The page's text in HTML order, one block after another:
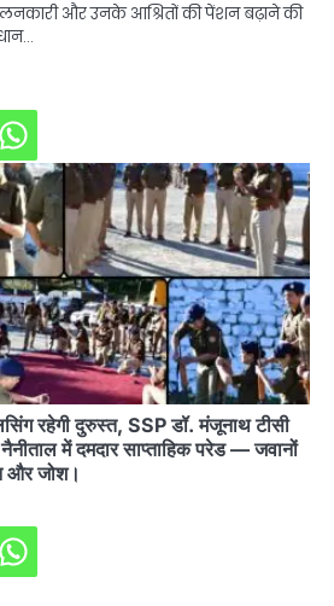
और उनके आश्रितों की पेंशन बढ़ाने की
रहेगी दुरुस्त, SSP डॉ. मंजूनाथ टीसी
में दमदार साप्ताहिक परेड — जवानों
और जोश।